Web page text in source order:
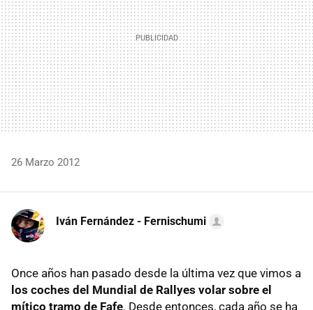
26 Marzo 2012
Iván Fernández - Fernischumi
Once años han pasado desde la última vez que vimos a
los coches del Mundial de Rallyes volar sobre el
mítico tramo de Fafe. Desde entonces, cada año se ha